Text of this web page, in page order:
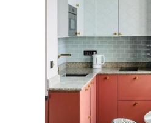
Обои вместо фартука
Современный фартук